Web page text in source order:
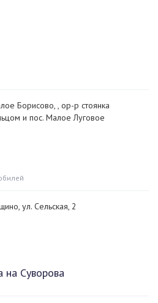
Борисово, , ор-р стоянка
и пос. Малое Луговое
ул. Сельская, 2
на Суворова